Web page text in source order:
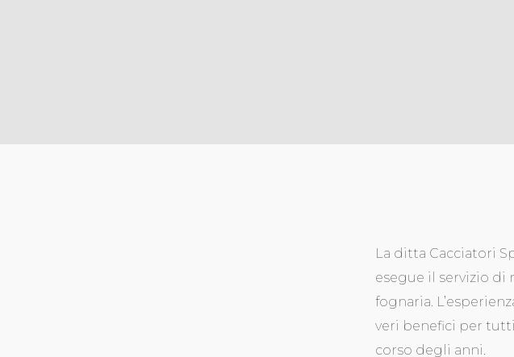
La ditta Cacciatori
esegue il servizio di
fognaria.
veri benefici per
corso degli anni.